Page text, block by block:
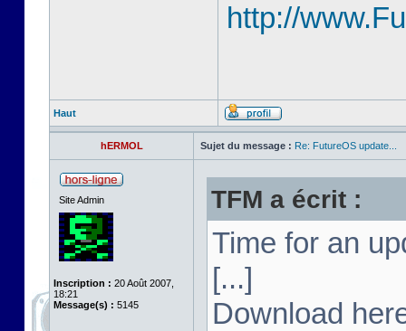
http://
Haut
hERMOL Sujet du message : Re: FutureOS update...
Site Admin
Inscription : 20 Août 2007,
18:21
Message(s) : 5145
TFM a écrit :
Time for an
[...]
Download